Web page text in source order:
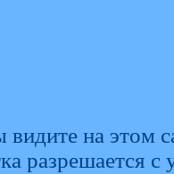
на этом
разрешается с